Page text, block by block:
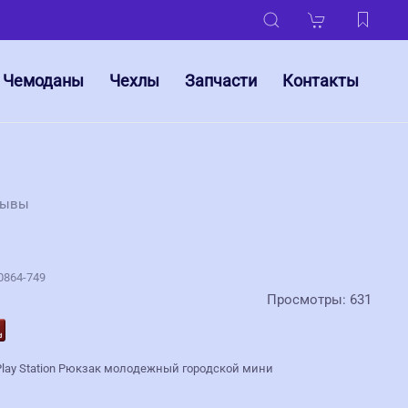
Чемоданы Чехлы Запчасти Контакты
749
Просмотры: 631
Station Рюкзак молодежный городской мини